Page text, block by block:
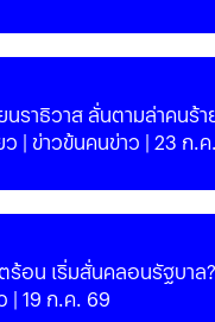
นราธิวาส ลั่นตามล่าคนร้า
ว | ข่าวข้นคนข่าว | 23 ก.ค.
ร้อน เริ่มสั่นคลอนรัฐบาล
| 19 ก.ค. 69